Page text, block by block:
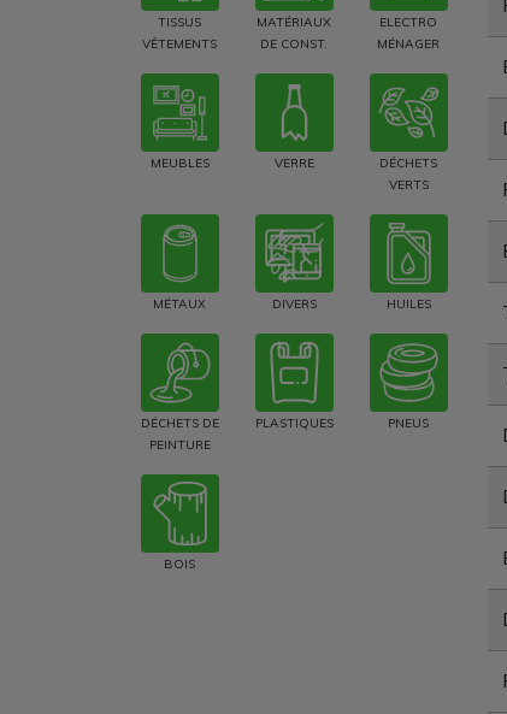
TISSUS
VÊTEMENTS
MATÉRIAUX
DE CONST.
ELECTRO
MÉNAGER
MEUBLES VERRE
DÉCHETS
VERTS
MÉTAUX DIVERS HUILES
DÉCHETS DE
PEINTURE
PLASTIQUES PNEUS
BOIS